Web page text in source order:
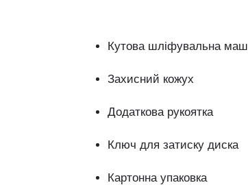
Кутова шліфувальна
Захисний кожух
Додаткова рукоятка
Ключ для затиску диска
Картонна упаковка